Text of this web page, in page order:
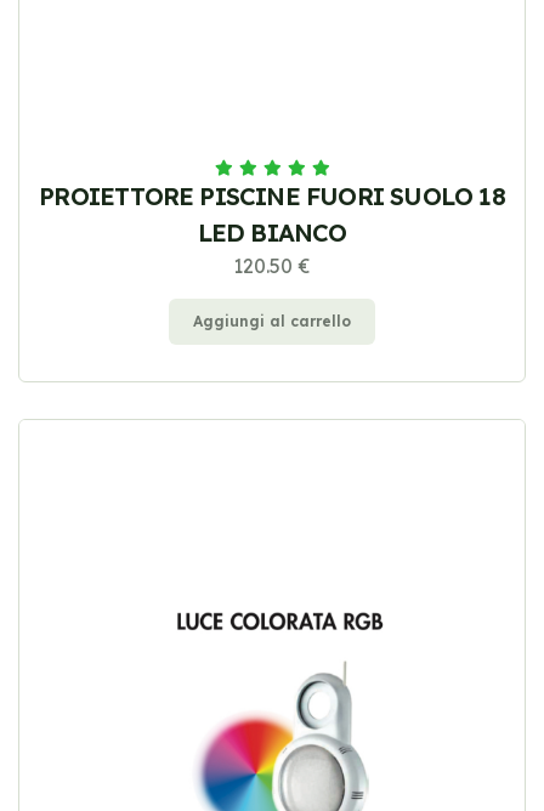
PROIETTORE PISCINE FUORI SUOLO 18
LED BIANCO
120.50 €
Aggiungi al carrello